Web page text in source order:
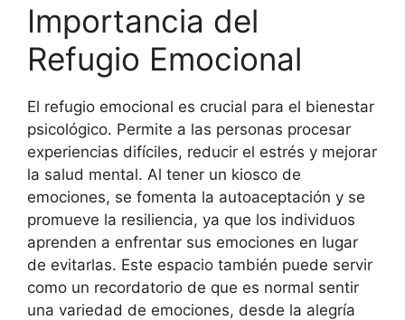
Importancia del
Refugio Emocional
El refugio emocional es crucial para el bienestar
psicológico. Permite a las personas procesar
experiencias difíciles, reducir el estrés y mejorar
la salud mental. Al tener un kiosco de
emociones, se fomenta la autoaceptación y se
promueve la resiliencia, ya que los individuos
aprenden a enfrentar sus emociones en lugar
de evitarlas. Este espacio también puede servir
como un recordatorio de que es normal sentir
una variedad de emociones, desde la alegría